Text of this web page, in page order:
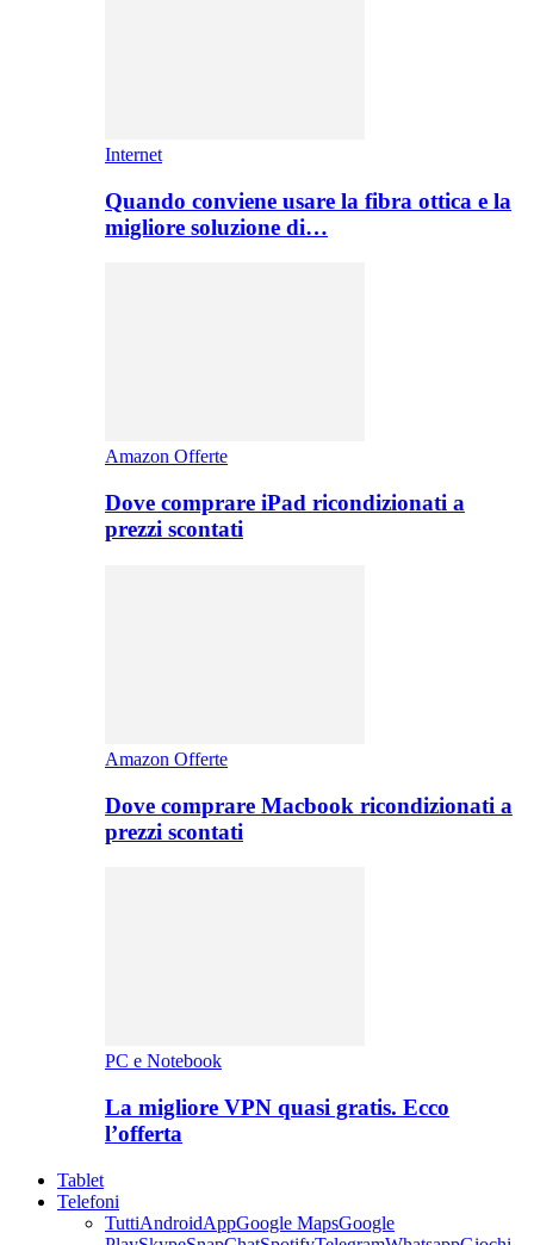
Internet
Quando conviene usare la fibra ottica e la
migliore soluzione di…
Amazon Offerte
Dove comprare iPad ricondizionati a
prezzi scontati
Amazon Offerte
Dove comprare Macbook ricondizionati a
prezzi scontati
PC e Notebook
La migliore VPN quasi gratis. Ecco
l’offerta
Tablet
Telefoni
TuttiAndroidAppGoogle MapsGoogle